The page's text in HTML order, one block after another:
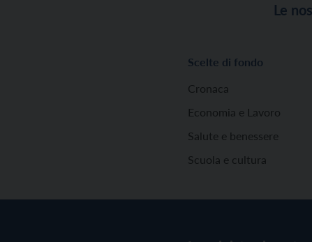
Le
Scelte di fondo
Cronaca
Economia e Lavoro
Salute e benessere
Scuola e cultura